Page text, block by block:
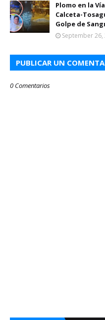
Plomo en la
Calceta-
Golpe de
September 26,
PUBLICAR UN
0 Comentarios